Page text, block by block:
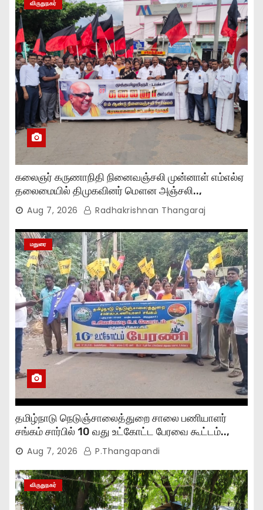
விருதுநகர்
கலைஞர் கருணாநிதி நினைவஞ்சலி முன்னாள் எம்எல்ஏ
தலைமையில் திமுகவினர் மௌன அஞ்சலி..,
Aug 7, 2026 Radhakrishnan Thangaraj
மதுரை
தமிழ்நாடு நெடுஞ்சாலைத்துறை சாலை பணியாளர்
சங்கம் சார்பில் 10 வது உட்கோட்ட பேரவை கூட்டம்..,
Aug 7, 2026 P.Thangapandi
விருதுநகர்